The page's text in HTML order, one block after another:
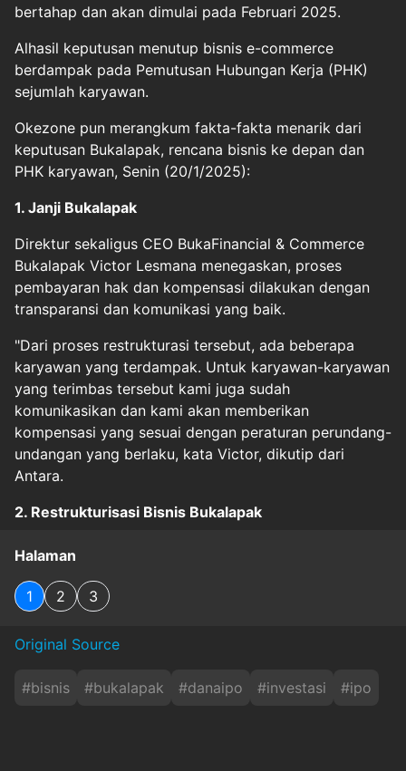
bertahap dan akan dimulai pada Februari 2025.
Alhasil keputusan menutup bisnis e-commerce
berdampak pada Pemutusan Hubungan Kerja (PHK)
sejumlah karyawan.
Okezone pun merangkum fakta-fakta menarik dari
keputusan Bukalapak, rencana bisnis ke depan dan
PHK karyawan, Senin (20/1/2025):
1. Janji Bukalapak
Direktur sekaligus CEO BukaFinancial & Commerce
Bukalapak Victor Lesmana menegaskan, proses
pembayaran hak dan kompensasi dilakukan dengan
transparansi dan komunikasi yang baik.
"Dari proses restrukturasi tersebut, ada beberapa
karyawan yang terdampak. Untuk karyawan-karyawan
yang terimbas tersebut kami juga sudah
komunikasikan dan kami akan memberikan
kompensasi yang sesuai dengan peraturan perundang-
undangan yang berlaku, kata Victor, dikutip dari
Antara.
2. Restrukturisasi Bisnis Bukalapak
Halaman
1 2 3
Original Source
#bisnis #bukalapak #danaipo #investasi #ipo